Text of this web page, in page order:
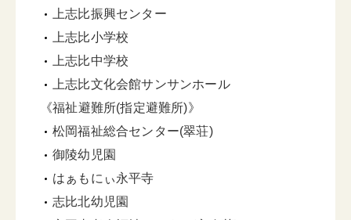
上志比振興センター
上志比小学校
上志比中学校
上志比文化会館サンサンホール
《福祉避難所(指定避難所)》
松岡福祉総合センター(翠荘)
御陵幼児園
はぁもにぃ永平寺
志比北幼児園